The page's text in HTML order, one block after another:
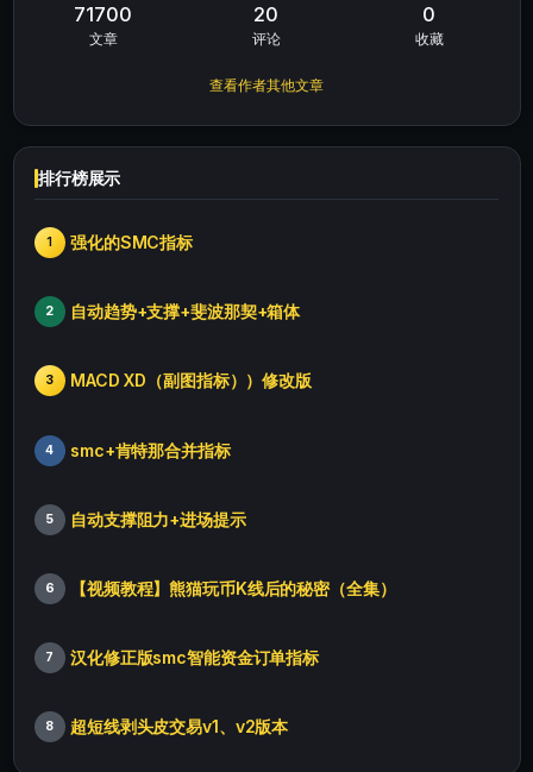
71700
文章
20
评论
0
收藏
查看作者其他文章
排行榜展示
1 强化的SMC指标
2 自动趋势+支撑+斐波那契+箱体
3 MACD XD（副图指标））修改版
4 smc+肯特那合并指标
5 自动支撑阻力+进场提示
6 【视频教程】熊猫玩币K线后的秘密（全集）
7 汉化修正版smc智能资金订单指标
8 超短线剥头皮交易v1、v2版本